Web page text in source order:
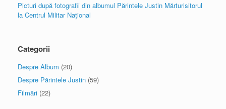
Picturi după fotografii din albumul Părintele Justin Mărturisitorul
la Centrul Militar Naţional
Categorii
Despre Album (20)
Despre Părintele Justin (59)
Filmări (22)